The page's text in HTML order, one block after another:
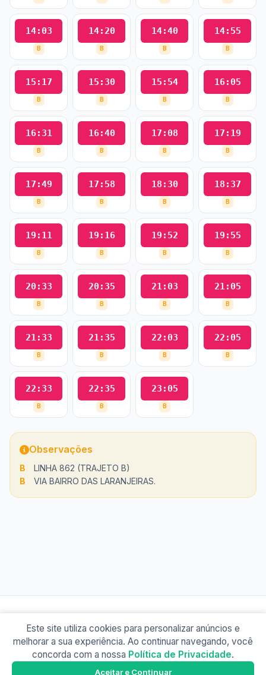
14:03
B
14:20
B
14:40
B
14:55
B
15:17
B
15:30
B
15:54
B
16:05
B
16:31
B
16:40
B
17:08
B
17:19
B
17:49
B
17:58
B
18:30
B
18:37
B
19:11
B
19:16
B
19:52
B
19:55
B
20:33
B
20:35
B
21:03
B
21:05
B
21:33
B
21:35
B
22:03
B
22:05
B
22:33
B
22:35
B
23:05
B
Observações
B
LINHA 862 (TRAJETO B)
B
VIA BAIRRO DAS LARANJEIRAS.
© 2026 Busão BR
Sobre Contato Política de Privacidade
Este site utiliza cookies para personalizar anúncios e
melhorar a sua experiência. Ao continuar navegando, você
concorda com a nossa Política de Privacidade.
Aceitar e Continuar